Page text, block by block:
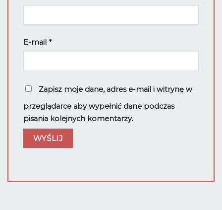
E-mail *
Zapisz moje dane, adres e-mail i witrynę w
przeglądarce aby wypełnić dane podczas
pisania kolejnych komentarzy.